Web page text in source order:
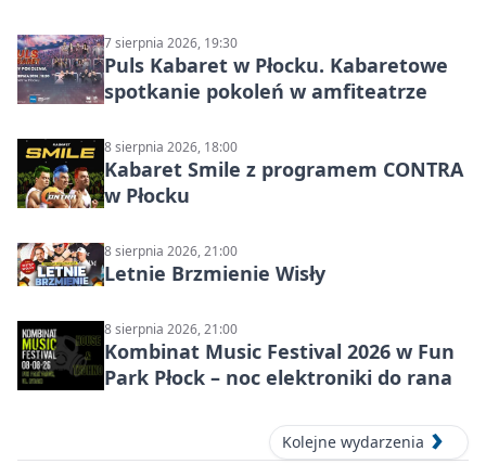
7 sierpnia 2026, 19:30
Puls Kabaret w Płocku. Kabaretowe
spotkanie pokoleń w amfiteatrze
8 sierpnia 2026, 18:00
Kabaret Smile z programem CONTRA
w Płocku
8 sierpnia 2026, 21:00
Letnie Brzmienie Wisły
8 sierpnia 2026, 21:00
Kombinat Music Festival 2026 w Fun
Park Płock – noc elektroniki do rana
Kolejne wydarzenia